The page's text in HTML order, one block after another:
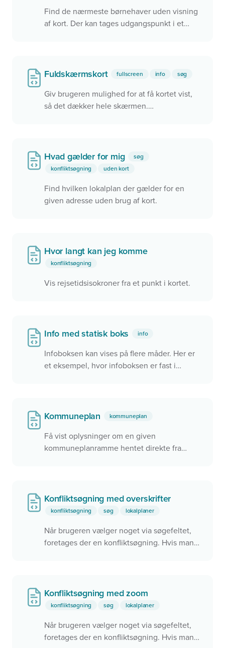
Find de nærmeste børnehaver uden visning
af kort. Der kan tages udgangspunkt i et
Fuldskærmskort fullscreen info søg
Giv brugeren mulighed for at få kortet vist,
så det dækker hele skærmen.
Hvad gælder for mig
søg
konfliktsøgning
uden kort
Find hvilken lokalplan der gælder for en
given adresse uden brug af kort.
Hvor langt kan jeg komme
konfliktsøgning
Vis rejsetidsisokroner fra et punkt i kortet.
Info med statisk boks info
Infoboksen kan vises på flere måder. Her er
et eksempel, hvor infoboksen er fast i
Kommuneplan kommuneplan
Få vist oplysninger om en given
kommuneplanramme hentet direkte fra
vise en hvilken som helst
kommunplanramme.
Konfliktsøgning med overskrifter
konfliktsøgning søg lokalplaner
Når brugeren vælger noget via søgefeltet,
foretages der en konfliktsøgning. Hvis man
min skole.
Konfliktsøgning med zoom
konfliktsøgning søg lokalplaner
Når brugeren vælger noget via søgefeltet,
foretages der en konfliktsøgning. Hvis man